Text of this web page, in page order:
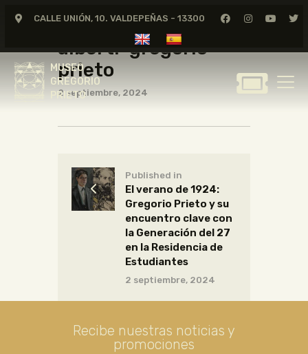
CALLE UNIÓN, 10. VALDEPEÑAS - 13300
MUSEO
GREGORIO
PRIETO
MUSEO
GREGORIO
CERTAMEN DE DIBUJO
FUNDACIÓN
el-pueblo-rafael-
alberti-gregorio-
prieto
2 septiembre, 2024
Published in
El verano de 1924:
Gregorio Prieto y su
encuentro clave con
la Generación del 27
en la Residencia de
Estudiantes
2 septiembre, 2024
Recibe nuestras noticias y
promociones